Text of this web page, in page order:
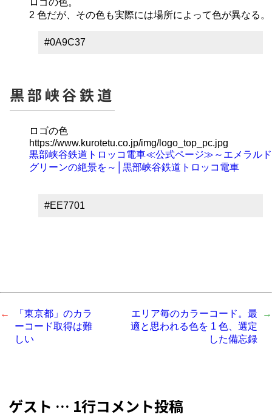
2 色だが、その色も実際には場所によって色が異なる。
#0A9C37
黒部峡谷鉄道
ロゴの色
https://www.kurotetu.co.jp/img/logo_top_pc.jpg
黒部峡谷鉄道トロッコ電車≪公式ページ≫～エメラルド
グリーンの絶景を～│黒部峡谷鉄道トロッコ電車
#EE7701
「東京都」のカラ
ーコード取得は難
しい
エリア毎のカラーコード。最
適と思われる色を 1 色、選定
した備忘録
ゲスト … 1行コメント投稿